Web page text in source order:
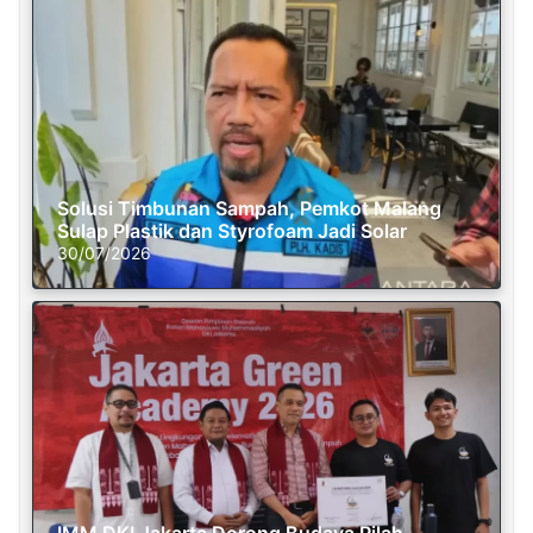
Solusi Timbunan Sampah, Pemkot Malang
Sulap Plastik dan Styrofoam Jadi Solar
30/07/2026